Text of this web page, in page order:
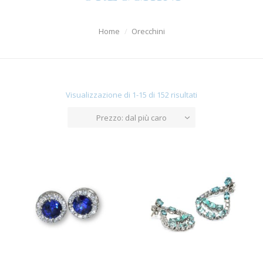
Uomo
Offerte
Home Orecchini
Visualizzazione di 1-15 di 152 risultati
Prezzo: dal più caro